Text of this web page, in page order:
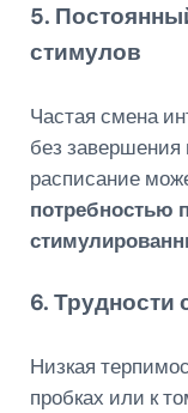
5.
стимулов
Частая смена
без
расписание
потребностью
6. Трудности
Низкая
пробках или к